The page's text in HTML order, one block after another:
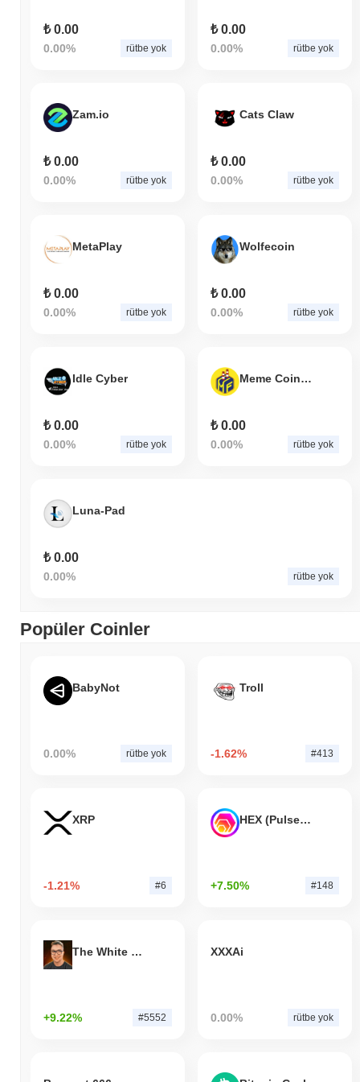
HahaYes, daha geniş kripto piyasasıyla
karşılaştırıldığında nasıl performans gösteriyor?
daha geniş piyasa momentumuna göre RIZO'ün fiyat hareketinde
geçici bir gecikme gösterdiğini belirtir.
₺ 0.00
0.00% rütbe yok
₺ 0.00
0.00% rütbe yok
Zam.io
₺ 0.00
0.00% rütbe yok
Cats Claw
₺ 0.00
0.00% rütbe yok
MetaPlay
₺ 0.00
0.00% rütbe yok
Wolfecoin
₺ 0.00
0.00% rütbe yok
Idle Cyber
₺ 0.00
0.00% rütbe yok
Meme Coin Factory
₺ 0.00
0.00% rütbe yok
Luna-Pad
₺ 0.00
0.00% rütbe yok
Popüler Coinler
BabyNot
0.00% rütbe yok
Troll
-1.62% #413
XRP
-1.21% #6
HEX (Pulsechain)
+7.50% #148
The White Bull
+9.22% #5552
XXXAi
0.00% rütbe yok